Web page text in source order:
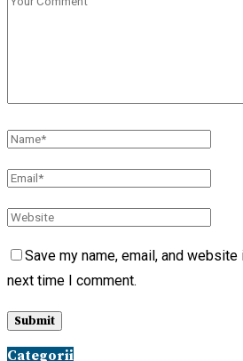
Save my name, email, and
next time I comment.
Categorii